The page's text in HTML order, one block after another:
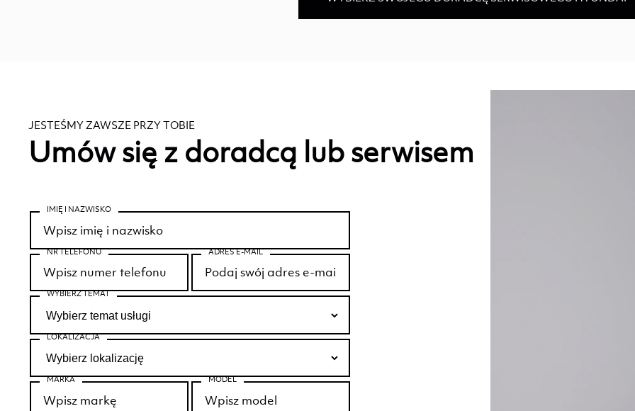
JESTEŚMY ZAWSZE PRZY TOBIE
Umów się z doradcą lub serwisem
IMIĘ I NAZWISKO
NR TELEFONU ADRES E-MAIL
WYBIERZ TEMAT
LOKALIZACJA
MARKA MODEL